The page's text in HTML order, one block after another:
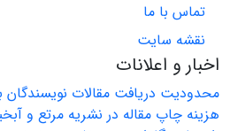
تماس با ما
نقشه سایت
اخبار و اعلانات
محدودیت دریافت مقالات نویسندگان
هزینه چاپ مقاله در نشریه مرتع و